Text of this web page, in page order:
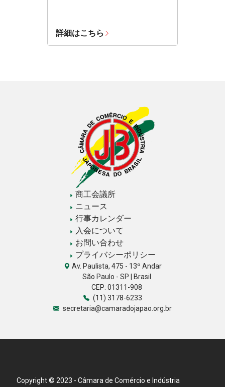
詳細はこちら
商工会議所
ニュース
行事カレンダー
入会について
お問い合わせ
プライバシーポリシー
Av. Paulista, 475 - 13º Andar
São Paulo - SP | Brasil
CEP: 01311-908
(11) 3178-6233
secretaria@camaradojapao.org.br
Copyright © 2023 - Câmara de Comércio e Indústria